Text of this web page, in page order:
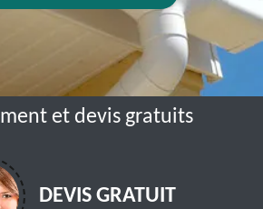
et devis gratuits
DEVIS GRATUIT